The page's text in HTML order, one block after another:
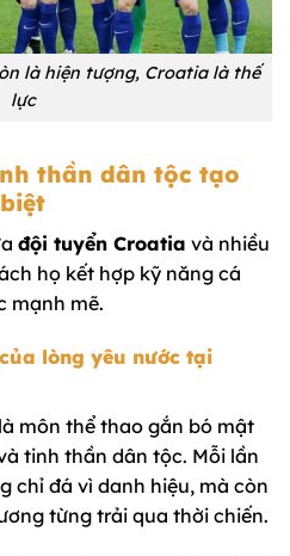
là hiện tượng, Croatia là thế
lực
thần dân tộc tạo
đội tuyển Croatia và nhiều
họ kết hợp kỹ năng cá
mạnh mẽ.
lòng yêu nước tại
môn thể thao gắn bó mật
tinh thần dân tộc. Mỗi lần
chỉ đá vì danh hiệu, mà còn
từng trải qua thời chiến.